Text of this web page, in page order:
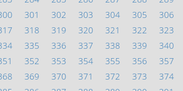
301 302 303 304 305 306
318 319 320 321 322 323
335 336 337 338 339 340
352 353 354 355 356 357
369 370 371 372 373 374